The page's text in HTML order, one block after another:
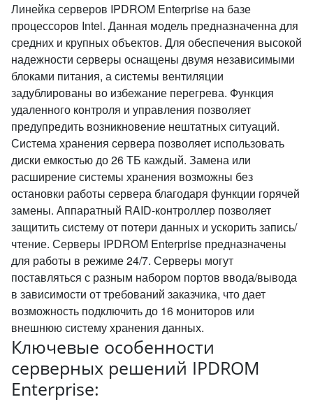
Линейка серверов IPDROM Enterprise на базе
процессоров Intel. Данная модель предназначенна для
средних и крупных объектов. Для обеспечения высокой
надежности серверы оснащены двумя независимыми
блоками питания, а системы вентиляции
задублированы во избежание перегрева. Функция
удаленного контроля и управления позволяет
предупредить возникновение нештатных ситуаций.
Система хранения сервера позволяет использовать
диски емкостью до 26 ТБ каждый. Замена или
расширение системы хранения возможны без
остановки работы сервера благодаря функции горячей
замены. Аппаратный RAID-контроллер позволяет
защитить систему от потери данных и ускорить запись/
чтение. Серверы IPDROM Enterprise предназначены
для работы в режиме 24/7. Серверы могут
поставляться с разным набором портов ввода/вывода
в зависимости от требований заказчика, что дает
возможность подключить до 16 мониторов или
внешнюю систему хранения данных.
Ключевые особенности
серверных решений IPDROM
Enterprise: